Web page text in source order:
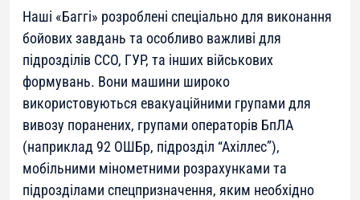
Наші «Баггі» розроблені спеціально для виконання
бойових завдань та особливо важливі для
підрозділів ССО, ГУР, та інших військових
формувань. Вони машини широко
використовуються евакуаційними групами для
вивозу поранених, групами операторів БпЛА
(наприклад 92 ОШБр, підрозділ “Ахіллес”),
мобільними мінометними розрахунками та
підрозділами спецпризначення, яким необхідно